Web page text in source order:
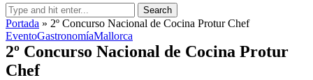
Search
Portada » 2º Concurso Nacional de Cocina Protur Chef
EventoGastronomíaMallorca
2º Concurso Nacional de Cocina Protur
Chef